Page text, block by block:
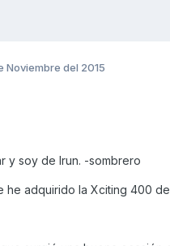
Noviembre del 2015
y soy de Irun. -sombrero
he adquirido la Xciting 400